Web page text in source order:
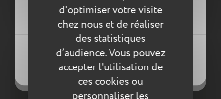
d'optimiser votre visite
chez nous et de réaliser
des statistiques
d’audience. Vous pouvez
accepter l'utilisation de
ces cookies ou
personnaliser les
Créer une nouvelle liste
((cancelText))
((createText))
Vous devez être connecté pour ajouter
des produits à votre liste d'envies.
((cancelText))
((loginText))